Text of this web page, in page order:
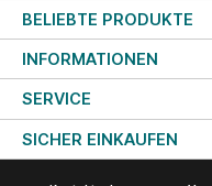
BELIEBTE PRODUKTE
INFORMATIONEN
SERVICE
SICHER EINKAUFEN